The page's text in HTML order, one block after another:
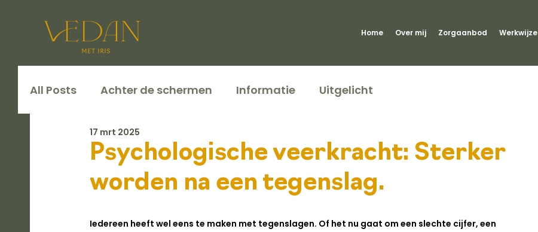
Home Over mij Zorgaanbod Werkwijze
All Posts Achter de schermen Informatie Uitgelicht
Psychologische veerkracht: Sterker
worden na een tegenslag.
17 mrt 2025
Iedereen heeft wel eens te maken met tegenslagen. Of het nu gaat om een slechte cijfer, een